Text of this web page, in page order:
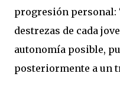
progresión personal:
destrezas de cada
autonomía posible,
posteriormente a un